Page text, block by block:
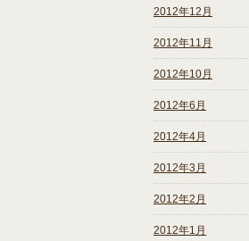
2012年12月
2012年11月
2012年10月
2012年6月
2012年4月
2012年3月
2012年2月
2012年1月